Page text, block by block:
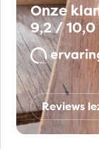
Onze
9,2 /
Reviews